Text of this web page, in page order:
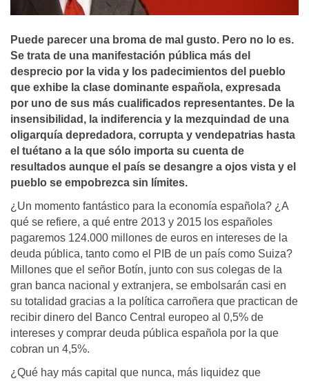
Puede parecer una broma de mal gusto. Pero no lo es.
Se trata de una manifestación pública más del
desprecio por la vida y los padecimientos del pueblo
que exhibe la clase dominante española, expresada
por uno de sus más cualificados representantes. De la
insensibilidad, la indiferencia y la mezquindad de una
oligarquí­a depredadora, corrupta y vendepatrias hasta
el tuétano a la que sólo importa su cuenta de
resultados aunque el paí­s se desangre a ojos vista y el
pueblo se empobrezca sin lí­mites.
¿Un momento fantástico para la economía española? ¿A
qué se refiere, a qué entre 2013 y 2015 los españoles
pagaremos 124.000 millones de euros en intereses de la
deuda pública, tanto como el PIB de un país como Suiza?
Millones que el señor Botín, junto con sus colegas de la
gran banca nacional y extranjera, se embolsarán casi en
su totalidad gracias a la política carroñera que practican de
recibir dinero del Banco Central europeo al 0,5% de
intereses y comprar deuda pública española por la que
cobran un 4,5%.
¿Qué hay más capital que nunca, más liquidez que